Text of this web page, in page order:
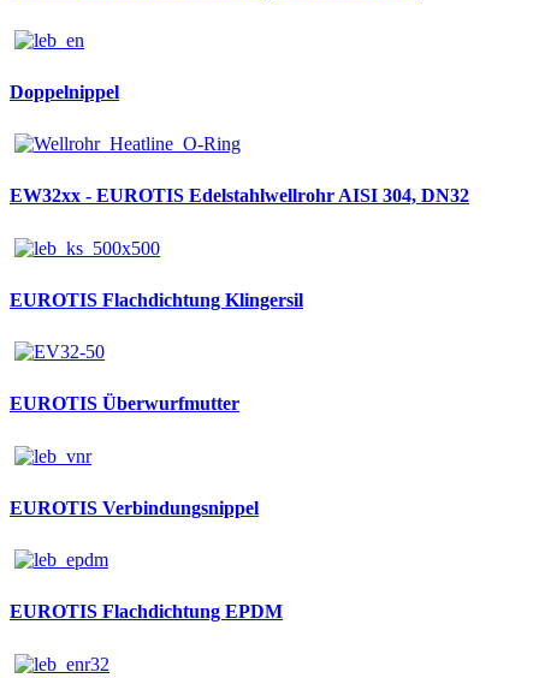
Doppelnippel
EW32xx - EUROTIS Edelstahlwellrohr AISI 304, DN32
EUROTIS Flachdichtung Klingersil
EUROTIS Überwurfmutter
EUROTIS Verbindungsnippel
EUROTIS Flachdichtung EPDM